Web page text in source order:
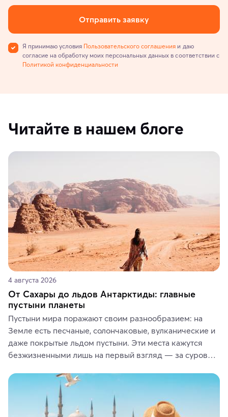
Отправить заявку
Я принимаю условия Пользовательского соглашения и даю
согласие на обработку моих персональных данных в соответствии с
Политикой конфиденциальности
Читайте в нашем блоге
4 августа 2026
От Сахары до льдов Антарктиды: главные
пустыни планеты
Пустыни мира поражают своим разнообразием: на
Земле есть песчаные, солончаковые, вулканические и
даже покрытые льдом пустыни. Эти места кажутся
безжизненными лишь на первый взгляд — за суровой
животные и маршруты, которые дарят одни из самых
ярких впечатлений от путешествий.